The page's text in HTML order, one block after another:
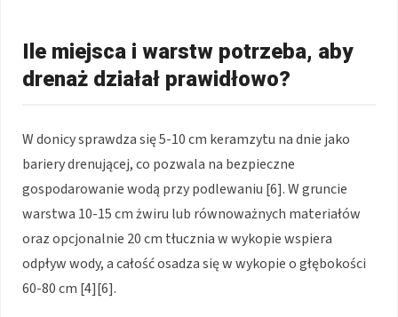
Ile miejsca i warstw potrzeba, aby
drenaż działał prawidłowo?
W donicy sprawdza się 5-10 cm keramzytu na dnie jako
bariery drenującej, co pozwala na bezpieczne
gospodarowanie wodą przy podlewaniu [6]. W gruncie
warstwa 10-15 cm żwiru lub równoważnych materiałów
oraz opcjonalnie 20 cm tłucznia w wykopie wspiera
odpływ wody, a całość osadza się w wykopie o głębokości
60-80 cm [4][6].